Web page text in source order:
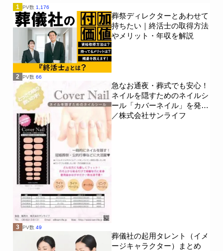
1 PV数 1,176
葬祭ディレクターとあわせて
持ちたい｜終活士の取得方法
やメリット・年収を解説
2 PV数 66
急なお通夜・葬式でも安心！
ネイルを隠すためのネイルシ
ール「カバーネイル」を発売
／株式会社サンライフ
3 PV数 49
葬儀社の起用タレント（イメ
ージキャラクター）まとめ